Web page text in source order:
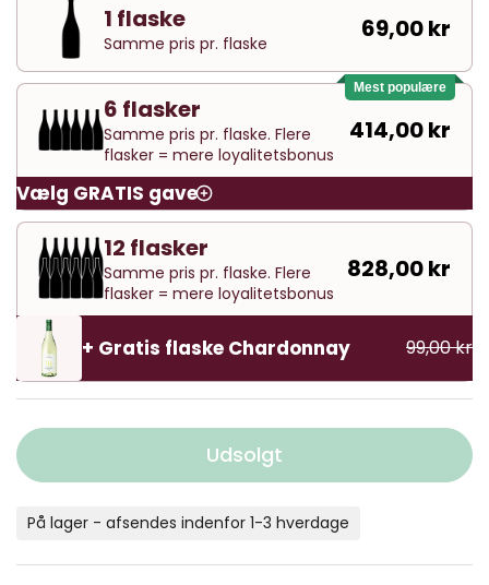
1 flaske
Samme pris pr. flaske 69,00 kr
Mest populære
6 flasker
Samme pris pr. flaske. Flere
flasker = mere loyalitetsbonus
414,00 kr
Vælg GRATIS gave
12 flasker
Samme pris pr. flaske. Flere
flasker = mere loyalitetsbonus
828,00 kr
+ Gratis flaske Chardonnay 99,00 kr
Udsolgt
På lager - afsendes indenfor 1-3 hverdage